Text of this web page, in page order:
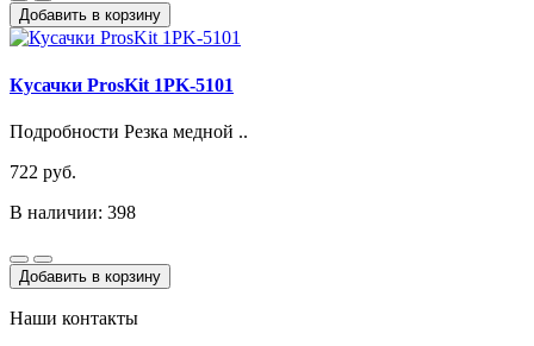
Добавить в корзину
Кусачки ProsKit 1PK-5101
Подробности Резка медной ..
722 руб.
В наличии: 398
Добавить в корзину
Наши контакты